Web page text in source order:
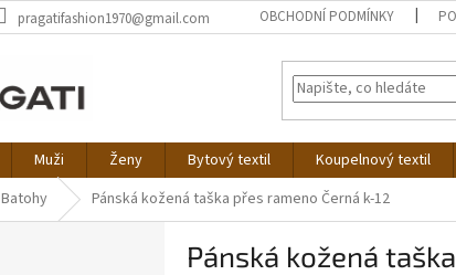
pragatifashion1970@gmail.com OBCHODNÍ PODMÍNKY
Muži Ženy Bytový textil Koupelnový textil
Batohy Pánská kožená taška přes rameno Černá k-12
Pánská kožená